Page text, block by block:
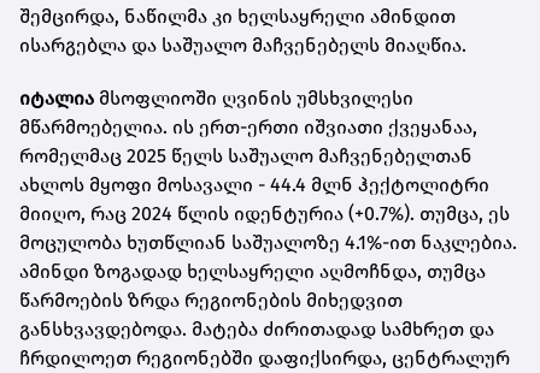
შემცირდა, ნაწილმა კი ხელსაყრელი ამინდით
ისარგებლა და საშუალო მაჩვენებელს მიაღწია.
იტალია მსოფლიოში ღვინის უმსხვილესი
მწარმოებელია. ის ერთ-ერთი იშვიათი ქვეყანაა,
რომელმაც 2025 წელს საშუალო მაჩვენებელთან
ახლოს მყოფი მოსავალი - 44.4 მლნ ჰექტოლიტრი
მიიღო, რაც 2024 წლის იდენტურია (+0.7%). თუმცა, ეს
მოცულობა ხუთწლიან საშუალოზე 4.1%-ით ნაკლებია.
ამინდი ზოგადად ხელსაყრელი აღმოჩნდა, თუმცა
წარმოების ზრდა რეგიონების მიხედვით
განსხვავდებოდა. მატება ძირითადად სამხრეთ და
ჩრდილოეთ რეგიონებში დაფიქსირდა, ცენტრალურ